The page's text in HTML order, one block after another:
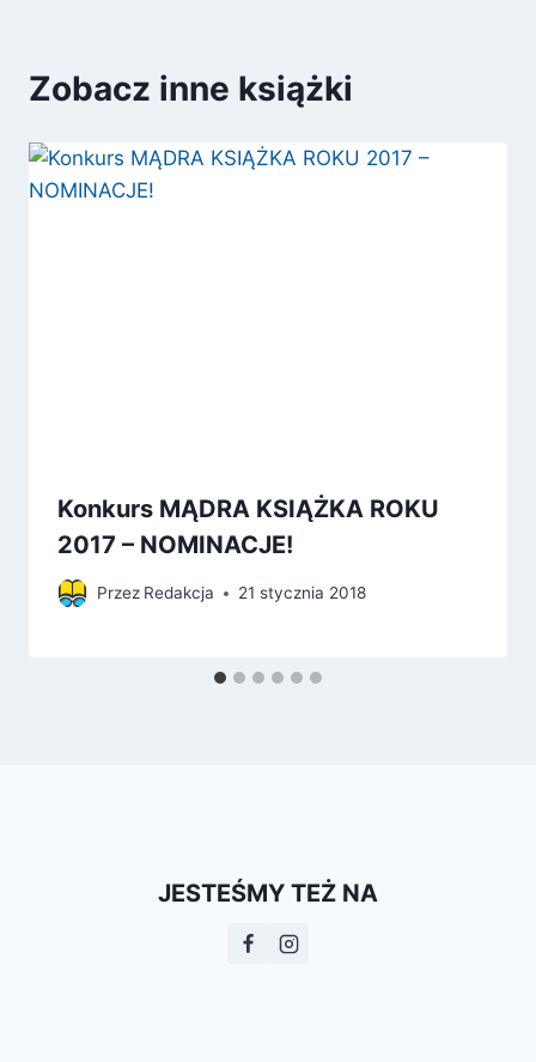
Zobacz inne książki
Konkurs MĄDRA KSIĄŻKA ROKU
2017 – NOMINACJE!
Przez Redakcja 21 stycznia 2018
JESTEŚMY TEŻ NA